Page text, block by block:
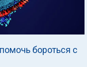
бороться с